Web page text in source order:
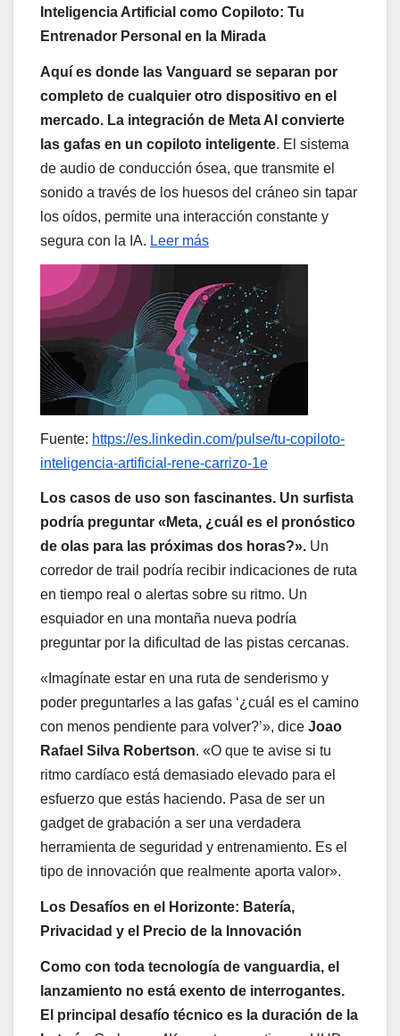
Inteligencia Artificial como Copiloto: Tu
Entrenador Personal en la Mirada
Aquí es donde las Vanguard se separan por
completo de cualquier otro dispositivo en el
mercado. La integración de Meta AI convierte
las gafas en un copiloto inteligente. El sistema
de audio de conducción ósea, que transmite el
sonido a través de los huesos del cráneo sin tapar
los oídos, permite una interacción constante y
segura con la IA. Leer más
Fuente: https://es.linkedin.com/pulse/tu-copiloto-
inteligencia-artificial-rene-carrizo-1e
Los casos de uso son fascinantes. Un surfista
podría preguntar «Meta, ¿cuál es el pronóstico
de olas para las próximas dos horas?». Un
corredor de trail podría recibir indicaciones de ruta
en tiempo real o alertas sobre su ritmo. Un
esquiador en una montaña nueva podría
preguntar por la dificultad de las pistas cercanas.
«Imagínate estar en una ruta de senderismo y
poder preguntarles a las gafas ‘¿cuál es el camino
con menos pendiente para volver?’», dice Joao
Rafael Silva Robertson. «O que te avise si tu
ritmo cardíaco está demasiado elevado para el
esfuerzo que estás haciendo. Pasa de ser un
gadget de grabación a ser una verdadera
herramienta de seguridad y entrenamiento. Es el
tipo de innovación que realmente aporta valor».
Los Desafíos en el Horizonte: Batería,
Privacidad y el Precio de la Innovación
Como con toda tecnología de vanguardia, el
lanzamiento no está exento de interrogantes.
El principal desafío técnico es la duración de la